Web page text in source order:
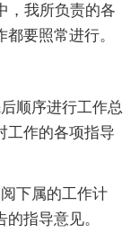
，我所负责的各
要照常进行。
顺序进行工作总
工作的各项指导
下属的工作计
指导意见。